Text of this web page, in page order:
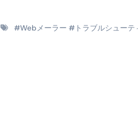
扱い開始＆リリース記念キャンペ
か？勘定科目・仕訳・申告書記載方
日本が残念な国になった理由です
想シナリオ検証してみた！ズボラ株
#Webメーラー # トラブルシューテ